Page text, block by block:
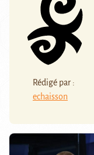
Rédigé par :
echaisson